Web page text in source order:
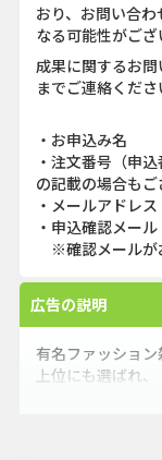
おり、お問い合
なる可能性がござ
成果に関するお
までご連絡くださ
・お申込み名
・注文番号（申
の記載の場合もご
・メールアドレス
・申込確認メール
※確認メールが
広告の説明
有名ファッショ
上位にも選ばれ、